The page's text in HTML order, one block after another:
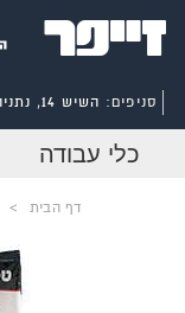
סניפים: השיש 14, נתניה | אריה רגב 17, נתניה
כלי עבודה
דף הבית >